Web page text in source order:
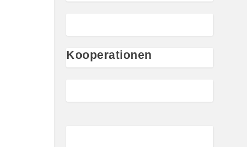
Kooperationen